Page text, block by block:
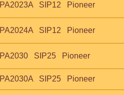
PA2023A   SIP12   Pioneer
PA2024A   SIP12   Pioneer
PA2030   SIP25   Pioneer
PA2030A   SIP25   Pioneer